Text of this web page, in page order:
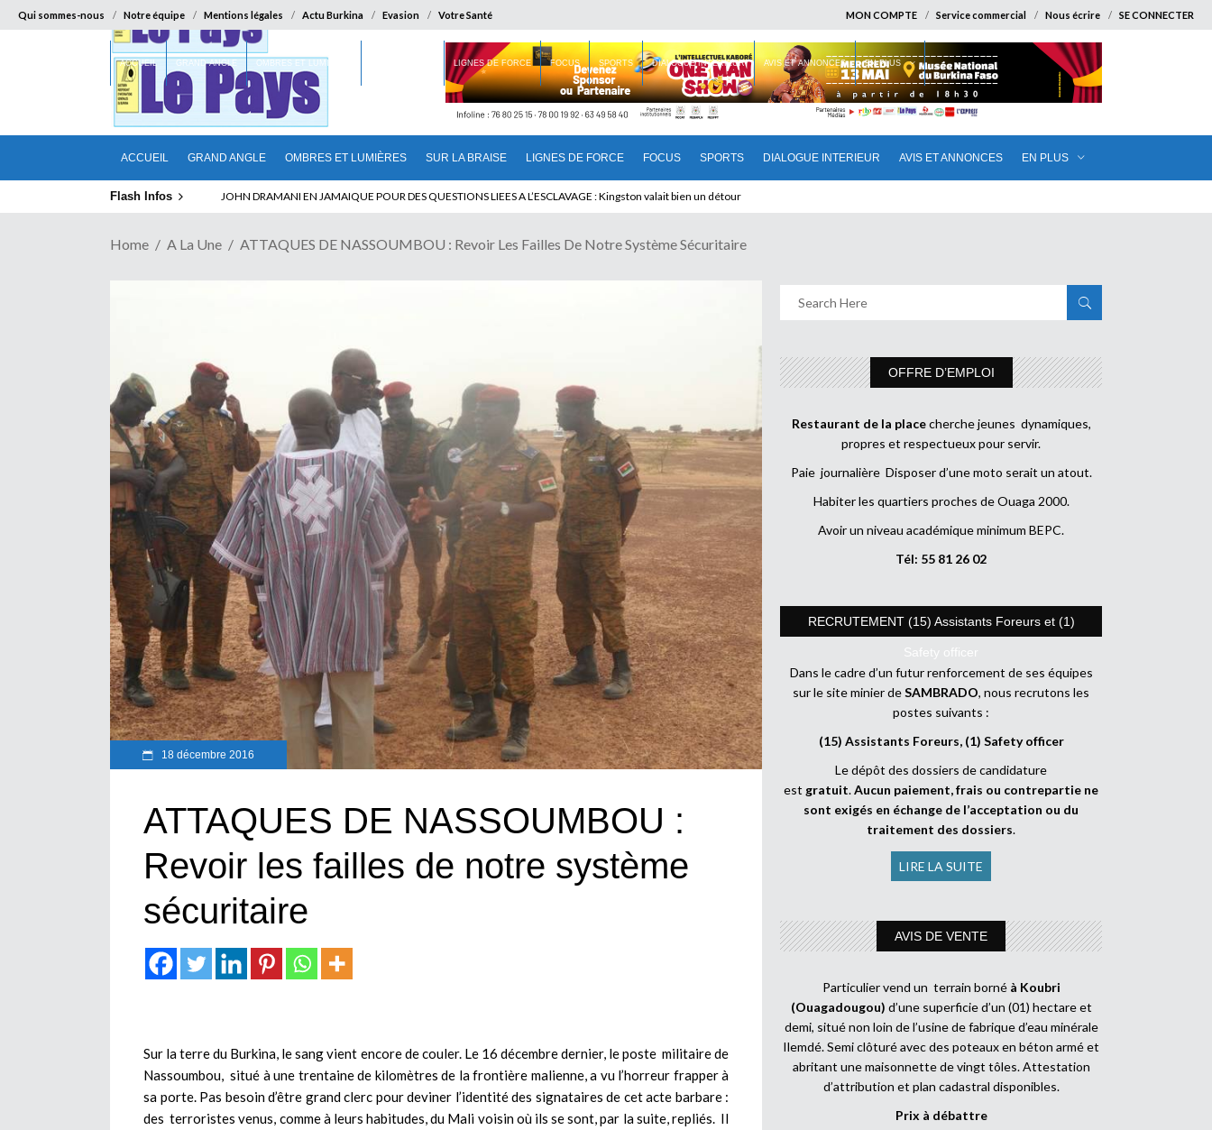
Qui sommes-nous Notre équipe Mentions légales Actu Burkina Evasion Votre Santé MON COMPTE Service commercial Nous écrire SE CONNECTER
ACCUEIL GRAND ANGLE OMBRES ET LUMIÈRES SUR LA BRAISE LIGNES DE FORCE FOCUS SPORTS DIALOGUE INTERIEUR AVIS ET ANNONCES EN PLUS
ACCUEIL GRAND ANGLE OMBRES ET LUMIÈRES LIGNES DE FORCE FOCUS SPORTS DIALOGUE INTERIEUR AVIS ET ANNONCES EN PLUS
Flash Infos ELECTION DE TALON A LA TETE DU SENAT BENINOIS : Quand Patrice quitte le pouvoir sans partir !
Home A La Une ATTAQUES DE NASSOUMBOU : Revoir Les Failles De Notre Système Sécuritaire
18 décembre 2016
ATTAQUES DE NASSOUMBOU :
Revoir les failles de notre système
sécuritaire
Sur la terre du Burkina, le sang vient encore de couler. Le 16 décembre dernier, le poste militaire de
Nassoumbou, situé à une trentaine de kilomètres de la frontière malienne, a vu l’horreur frapper à
sa porte. Pas besoin d’être grand clerc pour deviner l’identité des signataires de cet acte barbare :
des terroristes venus, comme à leurs habitudes, du Mali voisin où ils se sont, par la suite, repliés. Il
OFFRE D’EMPLOI
Restaurant de la placecherche jeunes dynamiques,
propres et respectueux pour servir.
Paie journalière Disposer d’une moto serait un atout.
Habiter les quartiers proches de Ouaga 2000.
Avoir un niveau académique minimum BEPC.
Tél: 55 81 26 02
RECRUTEMENT (15) Assistants Foreurs et (1)
Safety officer
Dans le cadre d’un futur renforcement de ses équipes
sur le site minier deSAMBRADO, nous recrutons les
postes suivants :
(15) Assistants Foreurs, (1) Safety officer
Le dépôt des dossiers de candidature
est gratuit.Aucun paiement, frais ou contrepartie ne
sont exigés en échange de l’acceptation ou du
traitement des dossiers.
LIRE LA SUITE
AVIS DE VENTE
Particulier vend un terrain borné à Koubri
(Ouagadougou) d’une superficie d’un (01) hectare et
demi, situé non loin de l’usine de fabrique d’eau minérale
Ilemdé. Semi clôturé avec des poteaux en béton armé et
abritant une maisonnette de vingt tôles. Attestation
d’attribution et plan cadastral disponibles.
Prix à débattre